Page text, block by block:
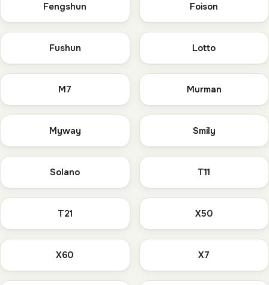
Fengshun Foison
Fushun Lotto
M7 Murman
Myway Smily
Solano T11
T21 X50
X60 X7